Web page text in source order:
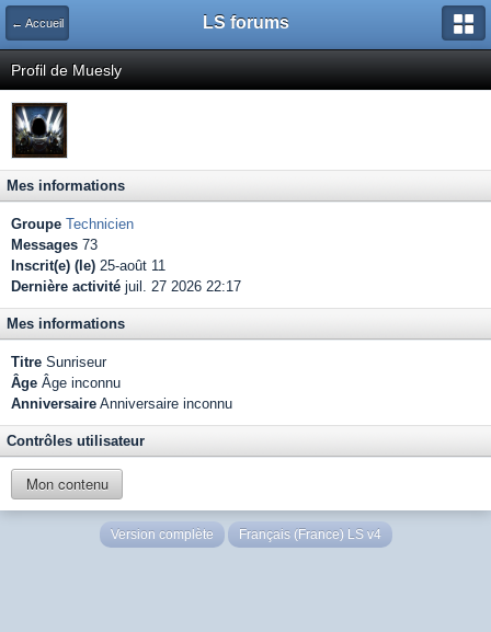
← Accueil LS forums
Profil de Muesly
Mes informations
Groupe Technicien
Messages 73
Inscrit(e) (le) 25-août 11
Dernière activité juil. 27 2026 22:17
Mes informations
Titre Sunriseur
Âge Âge inconnu
Anniversaire Anniversaire inconnu
Contrôles utilisateur
Mon contenu
Version complète Français (France) LS v4